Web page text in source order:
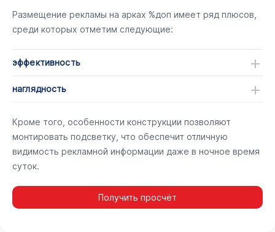
Размещение рекламы на арках %доп имеет ряд плюсов,
среди которых отметим следующие:
эффективность
наглядность
Кроме того, особенности конструкции позволяют
монтировать подсветку, что обеспечит отличную
видимость рекламной информации даже в ночное время
суток.
Получить просчёт